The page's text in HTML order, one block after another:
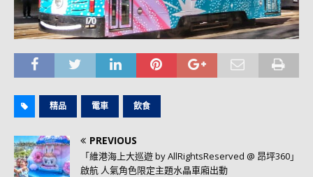
精品 電車 飲食
PREVIOUS
「維港海上大巡遊 by AllRightsReserved @ 昂坪360」
啟航 人氣角色限定主題水晶車廂出動